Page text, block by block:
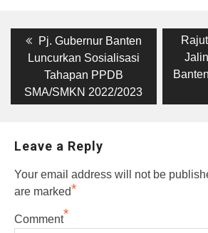
Post
navigation
Previous
post:
Pj. Gubernur Banten
Luncurkan Sosialisasi
Tahapan PPDB
SMA/SMKN 2022/2023
Next
post:
Leave a Reply
Your email address will not be
are marked*
Comment*